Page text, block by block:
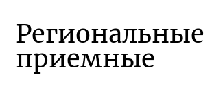
Региональные
приемные